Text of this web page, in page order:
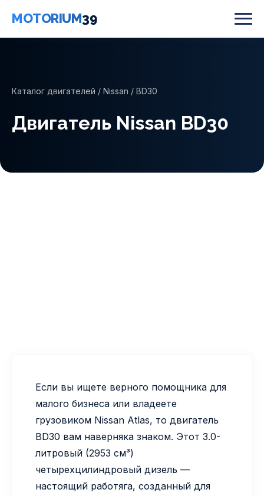
MOTORIUM39
Каталог двигателей / Nissan / BD30
Двигатель Nissan BD30
Если вы ищете верного помощника для
малого бизнеса или владеете
грузовиком Nissan Atlas, то двигатель
BD30 вам наверняка знаком. Этот 3.0-
литровый (2953 см³)
четырехцилиндровый дизель —
настоящий работяга, созданный для